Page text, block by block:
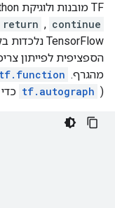
TF מובנות ולוגיקת Python, כגון פסקאות
return , continue
TensorFlow נלכדות בקלות על ידי
הספציפית לפייתון
מהגרף. tf.function
tf.autograph ) כדי להמיר קוד Python לקוד יצירת גרפים.